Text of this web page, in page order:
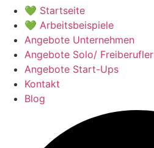
💚 Startseite
💚 Arbeitsbeispiele
Angebote Unternehmen
Angebote Solo/ Freiberufler
Angebote Start-Ups
Kontakt
Blog